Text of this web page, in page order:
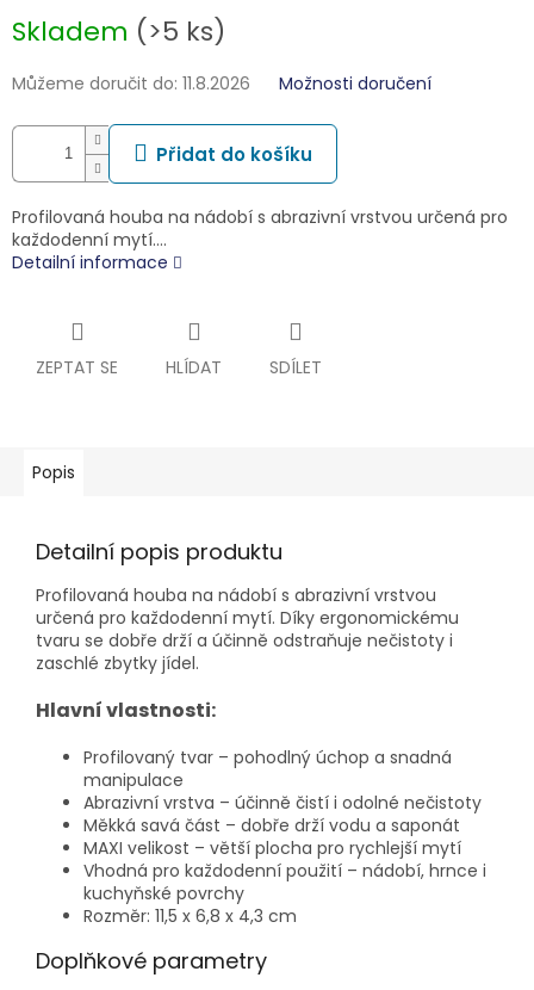
cena:
Skladem (>5 ks)
Můžeme doručit do: 11.8.2026 Možnosti doručení
Přidat do košíku
Profilovaná houba na nádobí s abrazivní vrstvou určená pro
každodenní mytí.…
Detailní informace
ZEPTAT SE HLÍDAT SDÍLET
Popis
Detailní popis produktu
Profilovaná houba na nádobí s abrazivní vrstvou
určená pro každodenní mytí. Díky ergonomickému
tvaru se dobře drží a účinně odstraňuje nečistoty i
zaschlé zbytky jídel.
Hlavní vlastnosti:
Profilovaný tvar – pohodlný úchop a snadná
manipulace
Abrazivní vrstva – účinně čistí i odolné nečistoty
Měkká savá část – dobře drží vodu a saponát
MAXI velikost – větší plocha pro rychlejší mytí
Vhodná pro každodenní použití – nádobí, hrnce i
kuchyňské povrchy
Rozměr: 11,5 x 6,8 x 4,3 cm
Doplňkové parametry